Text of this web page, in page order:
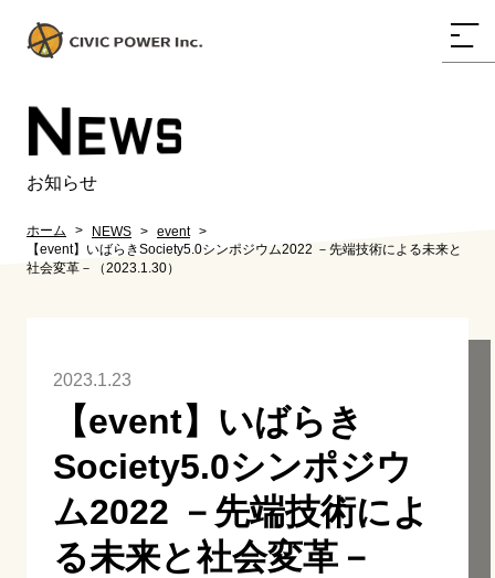
NEWS
お知らせ
ホーム NEWS
event
【event】いばらきSociety5.0シンポジウム2022 －先端技術による未来と
社会変革－（2023.1.30）
2023.1.23
【event】いばらき
Society5.0シンポジウ
ム2022 －先端技術によ
る未来と社会変革－